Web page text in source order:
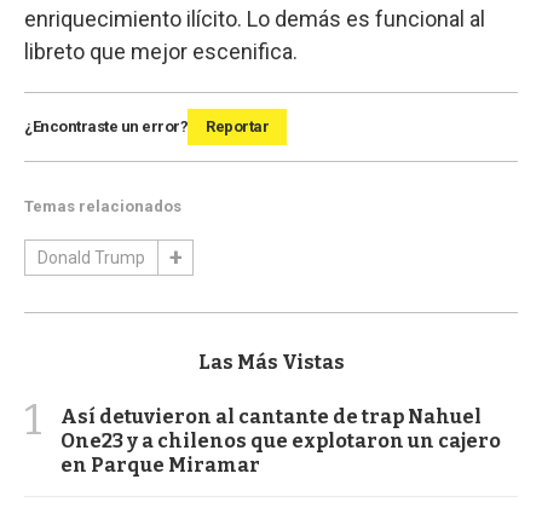
enriquecimiento ilícito. Lo demás es funcional al
libreto que mejor escenifica.
¿Encontraste un error? Reportar
Temas relacionados
Donald Trump
Las Más Vistas
1
Así detuvieron al cantante de trap Nahuel
One23 y a chilenos que explotaron un cajero
en Parque Miramar